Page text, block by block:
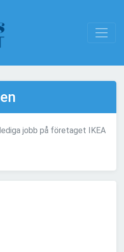
jobb på företaget IKEA